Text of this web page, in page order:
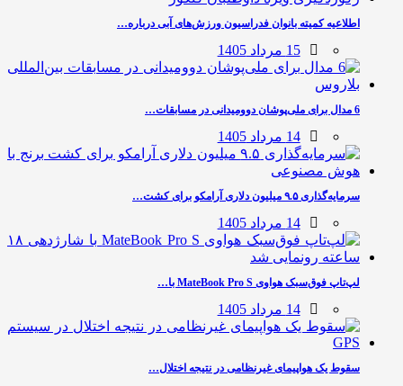
اطلاعیه کمیته بانوان فدراسیون ورزش‌های آبی درباره…
15 مرداد 1405
6 مدال برای ملی‌پوشان دوومیدانی در مسابقات…
14 مرداد 1405
سرمایه‌گذاری ۹.۵ میلیون دلاری آرامکو برای کشت…
14 مرداد 1405
لپ‌تاپ فوق‌سبک هواوی MateBook Pro S با…
14 مرداد 1405
سقوط یک هواپیمای غیرنظامی در نتیجه اختلال…